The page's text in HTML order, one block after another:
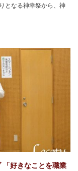
となる神幸祭から、神
「好きなことを職業